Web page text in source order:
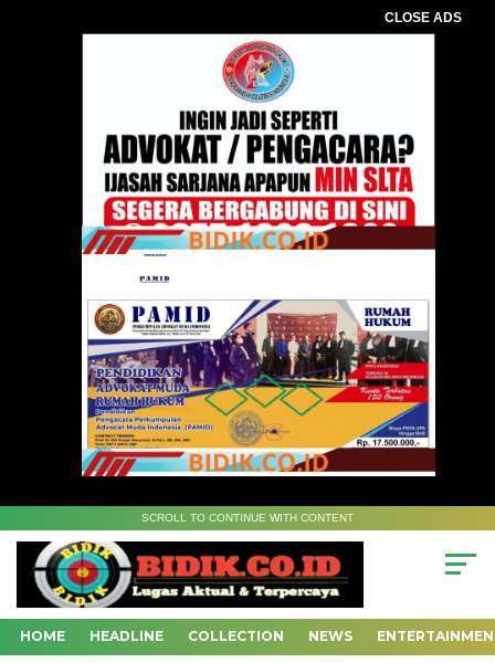
CLOSE ADS
SCROLL TO CONTINUE WITH CONTENT
HOME HEADLINE COLLECTION NEWS